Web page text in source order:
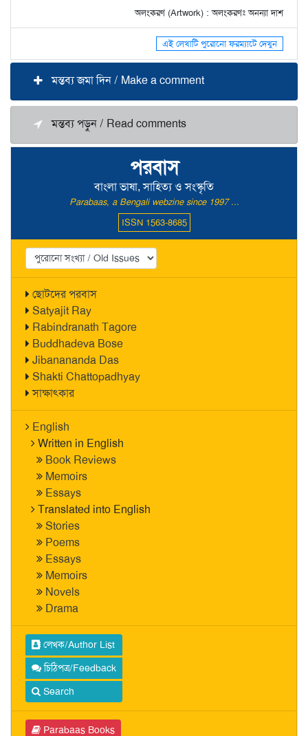
পরবাস
বাংলা ভাষা, সাহিত্য ও সংস্কৃতি
Parabaas, a Bengali webzine since 1997 ...
ISSN 1563-8685
ছোটদের পরবাস
Satyajit Ray
Rabindranath Tagore
Buddhadeva Bose
Jibanananda Das
Shakti Chattopadhyay
সাক্ষাৎকার
English
Written in English
Book Reviews
Memoirs
Essays
Translated into English
Stories
Poems
Essays
Memoirs
Novels
Drama
লেখক/Author List
চিঠিপত্র/Feedback
Search
Parabaas Books
অলংকরণ (Artwork) : অলংকরণঃ অনন্যা দাশ
এই লেখাটি পুরোনো ফরম্যাটে দেখুন
মন্তব্য জমা দিন / Make a comment
মন্তব্য পড়ুন / Read comments